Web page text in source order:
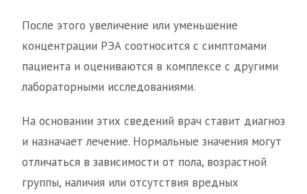
После этого увеличение или уменьшение
концентрации РЭА соотносится с симптомами
пациента и оцениваются в комплексе с другими
лабораторными исследованиями.
На основании этих сведений врач ставит диагноз
и назначает лечение. Нормальные значения могут
отличаться в зависимости от пола, возрастной
группы, наличия или отсутствия вредных